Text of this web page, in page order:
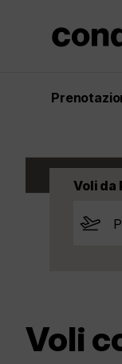
Voli da
Voli